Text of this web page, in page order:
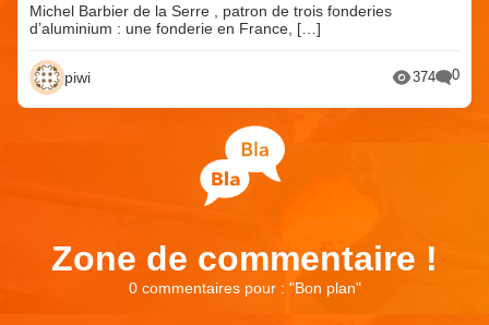
Michel Barbier de la Serre , patron de trois fonderies
d’aluminium : une fonderie en France, […]
piwi 374 0
Zone de commentaire !
0 commentaires pour : "Bon plan"